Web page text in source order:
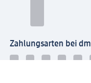
Zahlungsarten bei dm